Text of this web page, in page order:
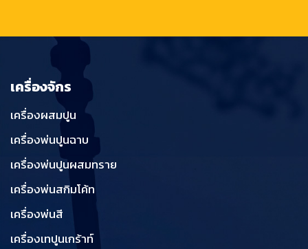
เครื่องจักร
เครื่องผสมปูน
เครื่องพ่นปูนฉาบ
เครื่องพ่นปูนผสมทราย
เครื่องพ่นสกิมโค้ท
เครื่องพ่นสี
เครื่องเทปูนเกร้าท์